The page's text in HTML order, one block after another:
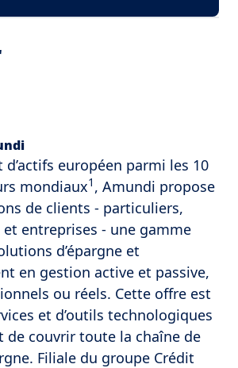
européen parmi les 10
mondiaux1 , Amundi propose
de clients - particuliers,
entreprises - une gamme
d’épargne et
en gestion active et passive,
ou réels. Cette offre est
et d’outils technologiques
de couvrir toute la chaîne de
Filiale du groupe Crédit